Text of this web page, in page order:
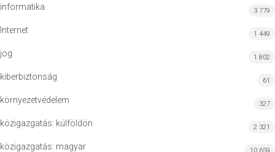
informatika 3 779
Internet 1 449
jog 1 802
kiberbiztonság 61
környezetvédelem 327
közigazgatás: külföldön 2 321
közigazgatás: magyar 10 659